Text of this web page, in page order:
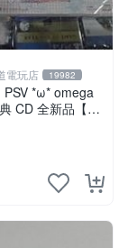
電玩店 19982
PSV *ω* omega
CD 全新品【士